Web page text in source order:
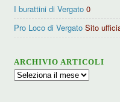
I burattini di Vergato 0
Pro Loco di Vergato Sito
ARCHIVIO ARTICOLI
Archivio